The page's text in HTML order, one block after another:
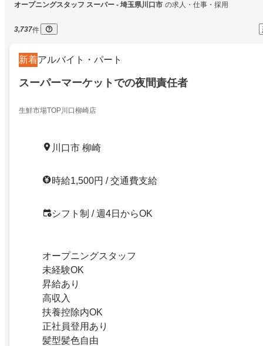
オープニングスタッフ スーパー - 埼玉県川口市 の求人・仕事・採用
3,737件
新着アルバイト・パート
スーパーマーケットでの夜間責任者
生鮮市場TOP川口柳崎店
川口市 柳崎
時給1,500円 / 交通費支給
シフト制 / 週4日からOK
オープニングスタッフ
未経験OK
昇給あり
高収入
扶養控除内OK
正社員登用あり
髪型髪色自由